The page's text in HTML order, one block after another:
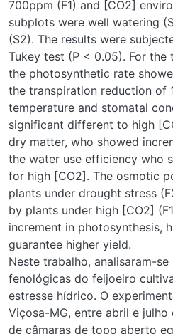
well watering (S1) and drought
subjected to Anova and the
treatments F1S1 and F1S2 the
increments of 59% and the
The yield, leaf temperature and
not significant different to high
matter, who showed increment
water use efficiency who
[CO2]. The osmotic potential
drought stress (F2S2 and
high [CO2] (F1S1). Despite the
high [CO2] does not guarantee
Neste trabalho, analisaram-se
fenológicas do feijoeiro cultivado
hídrico. O experimento foi
abril e julho de 2009, utilizando-
aberto equipadas com sistema
estresse hídrico foi aplicado
maturação. O delineamento
casualizados, tendo nas